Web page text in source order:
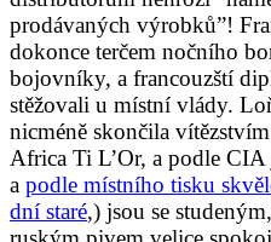
prodávaných výrobků”!
dokonce terčem nočního
bojovníky, a francouzští
stěžovali u místní vlády.
nicméně skončila
Africa Ti L’Or, a podle
a podle místního tisku
dní staré,) jsou se